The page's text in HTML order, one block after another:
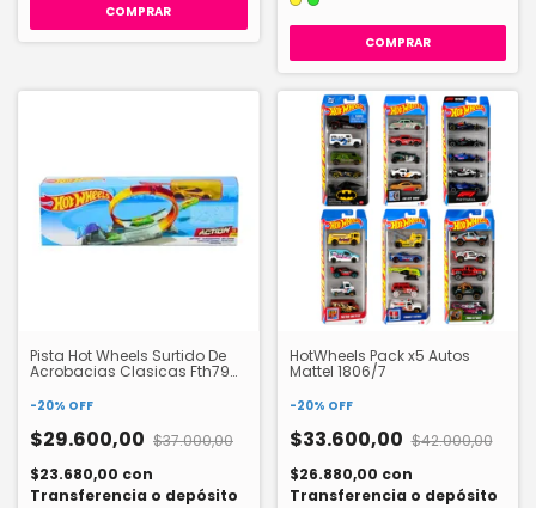
COMPRAR
COMPRAR
Pista Hot Wheels Surtido De
Acrobacias Clasicas Fth79
-20% OFF
$29.600,00 $37.000,00
$23.680,00 con
Transferencia o depósito
HotWheels Pack x5 Autos
Mattel 1806/7
-20% OFF
$33.600,00 $42.000,00
$26.880,00 con
Transferencia o depósito